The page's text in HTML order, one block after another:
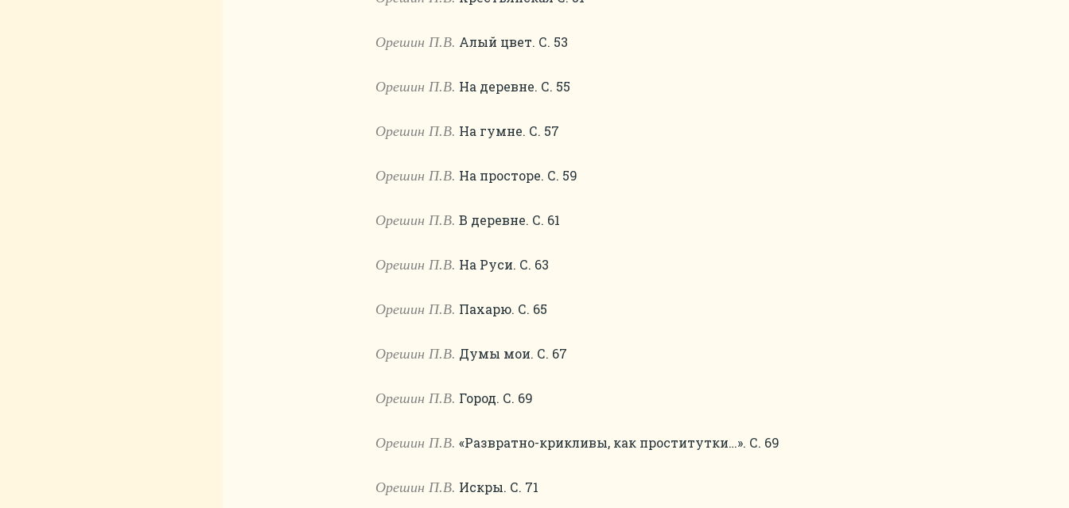
Орешин П.В. Алый цвет. С. 53
Орешин П.В. На деревне. С. 55
Орешин П.В. На гумне. С. 57
Орешин П.В. На просторе. С. 59
Орешин П.В. В деревне. С. 61
Орешин П.В. На Руси. С. 63
Орешин П.В. Пахарю. С. 65
Орешин П.В. Думы мои. С. 67
Орешин П.В. Город. С. 69
Орешин П.В. «Развратно-крикливы, как проститутки…». С. 69
Орешин П.В. Искры. С. 71